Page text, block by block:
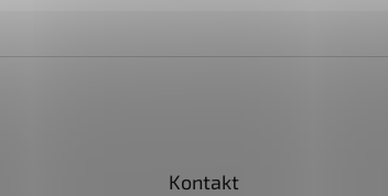
Kontakt